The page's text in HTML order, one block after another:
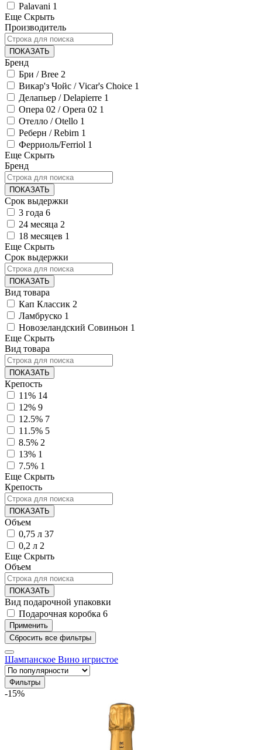
Palavani 1
Еще Скрыть
Производитель
ПОКАЗАТЬ
Бренд
Бри / Bree 2
Викар'з Чойс / Vicar's Choice 1
Делапьер / Delapierre 1
Опера 02 / Opera 02 1
Отелло / Otello 1
Реберн / Rebirn 1
Ферриоль/Ferriol 1
Еще Скрыть
Бренд
ПОКАЗАТЬ
Срок выдержки
3 года 6
24 месяца 2
18 месяцев 1
Еще Скрыть
Срок выдержки
ПОКАЗАТЬ
Вид товара
Кап Классик 2
Ламбруско 1
Новозеландский Совиньон 1
Еще Скрыть
Вид товара
ПОКАЗАТЬ
Крепость
11% 14
12% 9
12.5% 7
11.5% 5
8.5% 2
13% 1
7.5% 1
Еще Скрыть
Крепость
ПОКАЗАТЬ
Объем
0,75 л 37
0,2 л 2
Еще Скрыть
Объем
ПОКАЗАТЬ
Вид подарочной упаковки
Подарочная коробка 6
Шампанское Вино игристое
Фильтры
-15%